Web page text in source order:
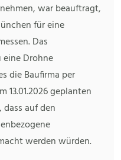
war beauftragt,
für eine
Das
Drohne
die Baufirma per
13.01.2026 geplanten
auf den
werden würden.